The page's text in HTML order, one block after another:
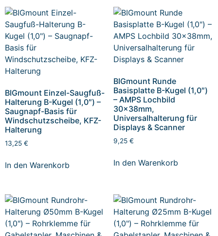
BIGmount Einzel-Saugfuß-
Halterung B-Kugel (1,0″) –
Saugnapf-Basis für
Windschutzscheibe, KFZ-
Halterung
13,25 €
In den Warenkorb
BIGmount Runde
Basisplatte B-Kugel (1,0″)
– AMPS Lochbild
30x38mm,
Universalhalterung für
Displays & Scanner
9,25 €
In den Warenkorb